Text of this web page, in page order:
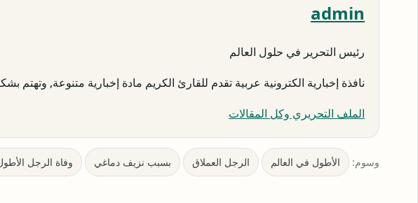
admin
رئيس التحرير في حلول العالم
نافذة إخبارية الكترونية عربية تقدم للقارئ الكريم مادة إخبارية متنوعة, وتهتم
الملف التحريري وكل المقالات
وسوم: الأطول في العالم الرجل العملاق بسبب نزيف دماغي وفاة الرجل